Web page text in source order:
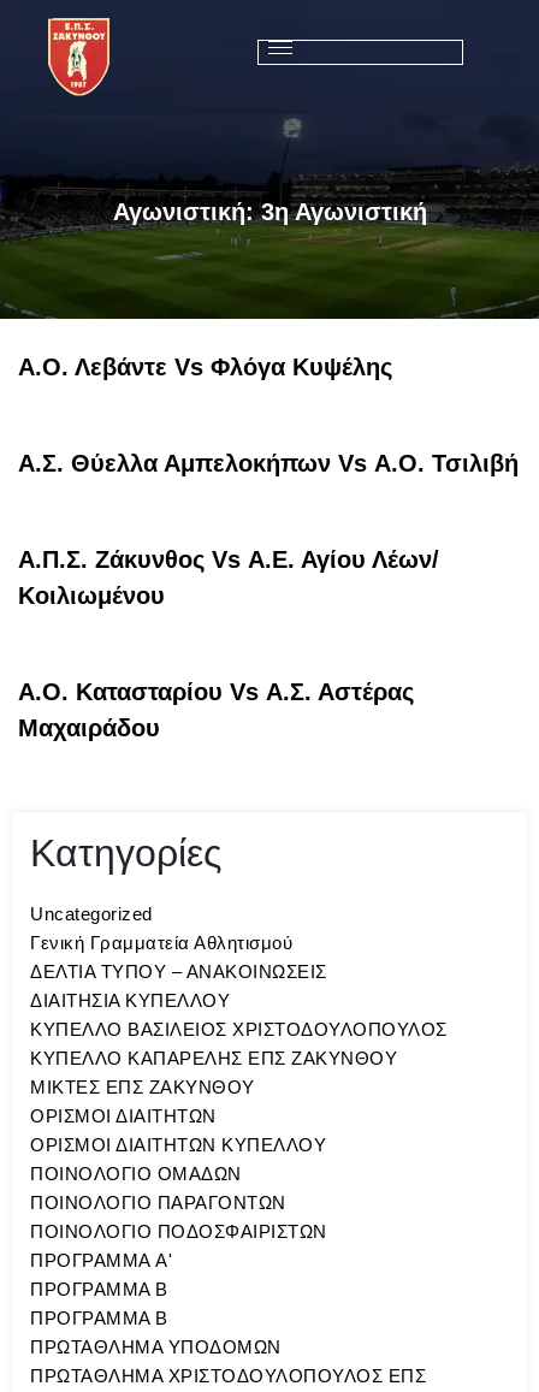
Αγωνιστική:3η Αγωνιστική
Α.Ο. Λεβάντε Vs Φλόγα Κυψέλης
Α.Σ. Θύελλα Αμπελοκήπων Vs Α.Ο. Τσιλιβή
Α.Π.Σ. Ζάκυνθος Vs Α.Ε. Αγίου Λέων/
Κοιλιωμένου
Α.Ο. Κατασταρίου Vs Α.Σ. Αστέρας
Μαχαιράδου
Κατηγορίες
Uncategorized
Γενική Γραμματεία Αθλητισμού
ΔΕΛΤΙΑ ΤΥΠΟΥ – ΑΝΑΚΟΙΝΩΣΕΙΣ
ΔΙΑΙΤΗΣΙΑ ΚΥΠΕΛΛΟΥ
ΚΥΠΕΛΛΟ ΒΑΣΙΛΕΙΟΣ ΧΡΙΣΤΟΔΟΥΛΟΠΟΥΛΟΣ
ΚΥΠΕΛΛΟ ΚΑΠΑΡΕΛΗΣ ΕΠΣ ΖΑΚΥΝΘΟΥ
ΜΙΚΤΕΣ ΕΠΣ ΖΑΚΥΝΘΟΥ
ΟΡΙΣΜΟΙ ΔΙΑΙΤΗΤΩΝ
ΟΡΙΣΜΟΙ ΔΙΑΙΤΗΤΩΝ ΚΥΠΕΛΛΟΥ
ΠΟΙΝΟΛΟΓΙΟ ΟΜΑΔΩΝ
ΠΟΙΝΟΛΟΓΙΟ ΠΑΡΑΓΟΝΤΩΝ
ΠΟΙΝΟΛΟΓΙΟ ΠΟΔΟΣΦΑΙΡΙΣΤΩΝ
ΠΡΟΓΡΑΜΜΑ A'
ΠΡΟΓΡΑΜΜΑ Β
ΠΡΟΓΡΑΜΜΑ Β
ΠΡΩΤΑΘΛΗΜΑ ΥΠΟΔΟΜΩΝ
ΠΡΩΤΑΘΛΗΜΑ ΧΡΙΣΤΟΔΟΥΛΟΠΟΥΛΟΣ ΕΠΣ